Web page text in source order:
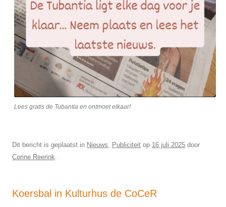
Lees gratis de Tubantia en ontmoet elkaar!
Dit bericht is geplaatst in Nieuws Publiciteit op 16 juli 2025 door
Corine Reerink
Koersbal in Kulturhus de CoCeR